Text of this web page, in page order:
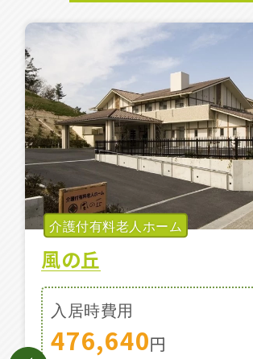
お役立ち情報一覧
施設特集一覧
ブログ一覧
お気に入り一覧
介護付有料老人ホーム
風の丘
入居時費用
476,640円